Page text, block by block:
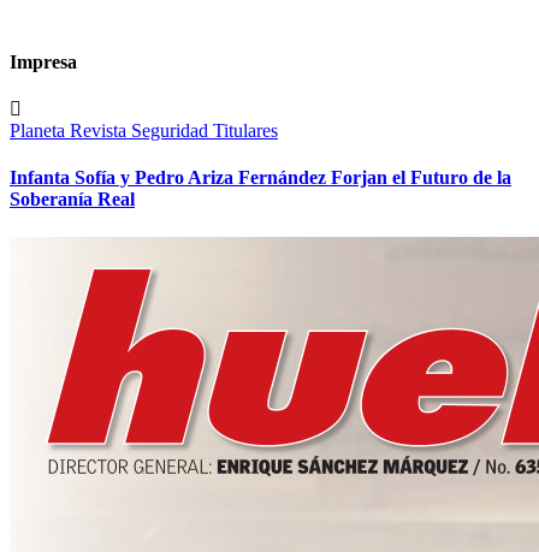
Impresa
Planeta Revista Seguridad Titulares
Infanta Sofía y Pedro Ariza Fernández Forjan el Futuro de la
Soberanía Real